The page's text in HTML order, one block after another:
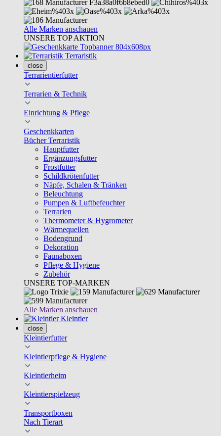
Alle Marken anschauen
UNSERE TOP AKTION
Terraristik
close
Terrarientierfutter
Terrarien & Technik
Einrichtung & Pflege
Geschenkkarten
Bücher Terraristik
Hauptfutter
Ergänzungsfutter
Frostfutter
Schildkrötenfutter
Näpfe, Schalen & Tränken
Beleuchtung
Pumpen & Luftbefeuchter
Terrarien
Thermometer & Hygrometer
Wärmequellen
Bodengrund
Dekoration
Faunaboxen
Pflege & Hygiene
Zubehör
UNSERE TOP-MARKEN
Alle Marken anschauen
Kleintier
close
Kleintierfutter
Kleintierpflege & Hygiene
Kleintierheim
Kleintierspielzeug
Transportboxen
Nach Tierart